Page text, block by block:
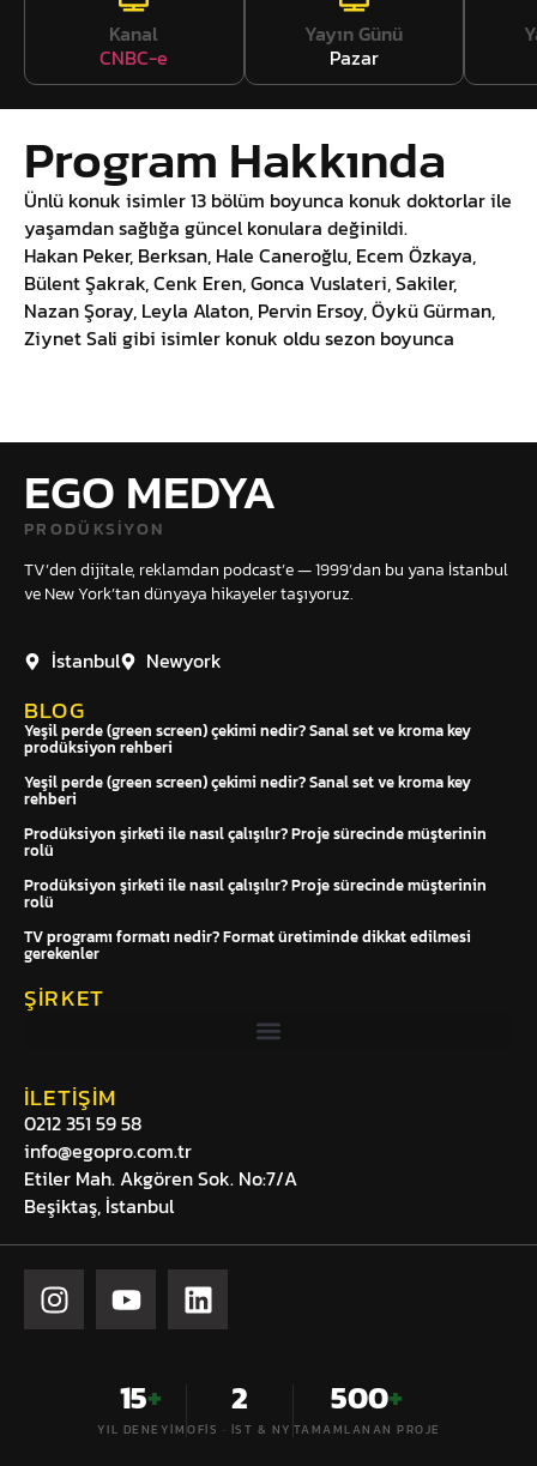
Kanal
CNBC-e
Yayın Günü
Pazar
Program Hakkında
Ünlü konuk isimler 13 bölüm boyunca konuk doktorlar ile
yaşamdan sağlığa güncel konulara değinildi.
Hakan Peker, Berksan, Hale Caneroğlu, Ecem Özkaya,
Bülent Şakrak, Cenk Eren, Gonca Vuslateri, Sakiler,
Nazan Şoray, Leyla Alaton, Pervin Ersoy, Öykü Gürman,
Ziynet Sali gibi isimler konuk oldu sezon boyunca
EGO MEDYA
PRODÜKSIYON
TV’den dijitale, reklamdan podcast’e — 1999’dan bu yana İstanbul
ve New York’tan dünyaya hikayeler taşıyoruz.
İstanbul Newyork
BLOG
Yeşil perde (green screen) çekimi nedir? Sanal set ve kroma key
prodüksiyon rehberi
Yeşil perde (green screen) çekimi nedir? Sanal set ve kroma key
rehberi
Prodüksiyon şirketi ile nasıl çalışılır? Proje sürecinde müşterinin
rolü
Prodüksiyon şirketi ile nasıl çalışılır? Proje sürecinde müşterinin
rolü
TV programı formatı nedir? Format üretiminde dikkat edilmesi
gerekenler
ŞIRKET
İLETIŞIM
0212 351 59 58
info@egopro.com.tr
Etiler Mah. Akgören Sok. No:7/A
Beşiktaş, İstanbul
15+
YIL DENEYIM
2
OFIS · İST & NY
500+
TAMAMLANAN PROJE